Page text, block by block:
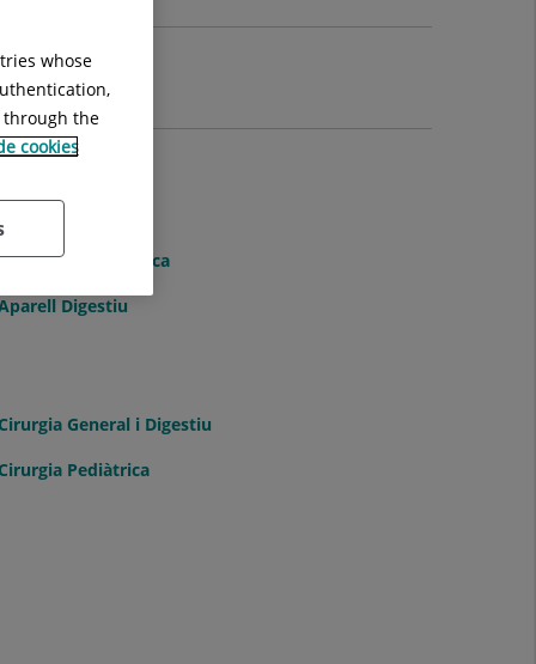
Patològica
Digestiu
General i Digestiu
Pediàtrica
whose
through the
cookies